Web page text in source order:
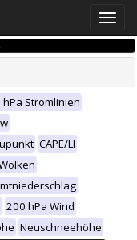
Toggle
hPa Stromlinien
CAPE/LI
200 hPa Wind
Neuschneehöhe